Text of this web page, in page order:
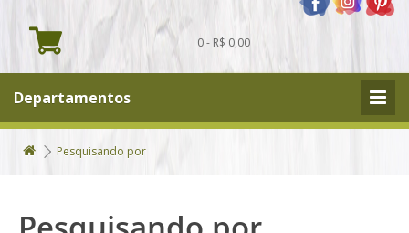
0 - R$ 0,00
Departamentos
Pesquisando por